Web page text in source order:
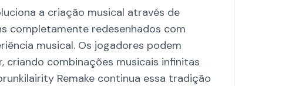
a criação musical através de
completamente redesenhados com
musical. Os jogadores podem
combinações musicais infinitas
Remake continua essa tradição